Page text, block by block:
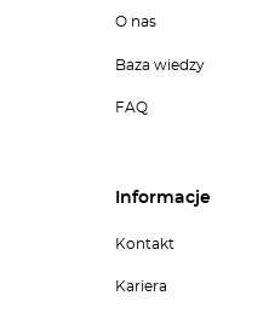
O nas
Baza wiedzy
FAQ
Informacje
Kontakt
Kariera